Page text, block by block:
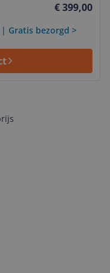
€ 399,00
Gratis bezorgd >